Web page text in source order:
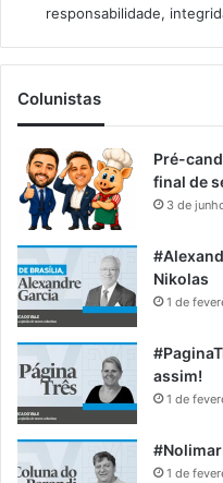
responsabilidade,
Colunistas
Pré-
final de
3 de
Nikolas
1 de
assim!
1 de
1 de